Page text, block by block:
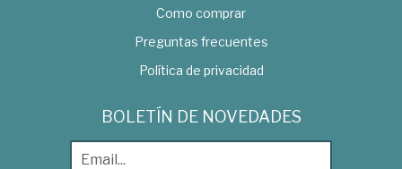
Como comprar
Preguntas frecuentes
Política de privacidad
BOLETÍN DE NOVEDADES